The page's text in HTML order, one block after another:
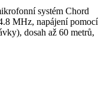
systém Chord
MHz, napájení pomocí
dosah až 60 metrů,